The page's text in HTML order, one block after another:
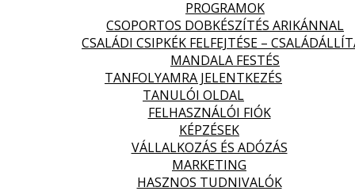
PROGRAMOK
CSOPORTOS DOBKÉSZÍTÉS ARIKÁNNAL
CSALÁDI CSIPKÉK FELFEJTÉSE –
MANDALA FESTÉS
TANFOLYAMRA JELENTKEZÉS
TANULÓI OLDAL
FELHASZNÁLÓI FIÓK
KÉPZÉSEK
VÁLLALKOZÁS ÉS ADÓZÁS
MARKETING
HASZNOS TUDNIVALÓK